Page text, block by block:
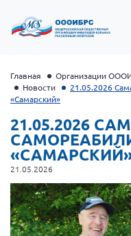
Президент Власов
Главная Организации
Новости
21.05.2026
«Самарский»
21.05.2026
21.05.2026